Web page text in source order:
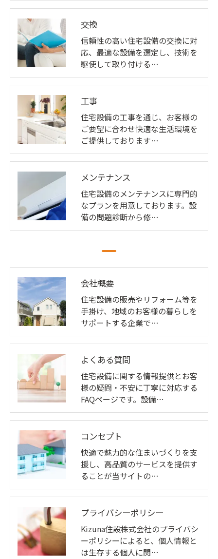
交換
信頼性の高い住宅設備の交換に対
応、最適な設備を選定し、技術を
駆使して取り付ける…
工事
住宅設備の工事を通じ、お客様の
ご要望に合わせ快適な生活環境を
ご提供しております…
メンテナンス
住宅設備のメンテナンスに専門的
なプランを用意しております。設
備の問題診断から修…
会社概要
住宅設備の販売やリフォーム等を
手掛け、地域のお客様の暮らしを
サポートする企業で…
よくある質問
住宅設備に関する情報提供とお客
様の疑問・不安に丁寧に対応する
FAQページです。設備…
コンセプト
快適で魅力的な住まいづくりを支
援し、高品質のサービスを提供す
ることが当サイトの…
プライバシーポリシー
Kizuna住設株式会社のプライバシ
ーポリシーによると、個人情報と
は生存する個人に関…